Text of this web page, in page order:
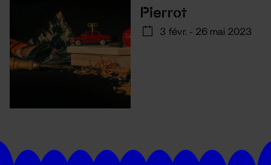
Pierrot
3 févr. - 26 mai 2023